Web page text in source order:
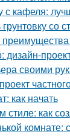
с кафеля:
со
своими
как начать
как
комнате: